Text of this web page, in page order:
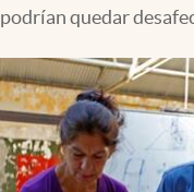
Infotechnology
Clase
Clima
podrían quedar